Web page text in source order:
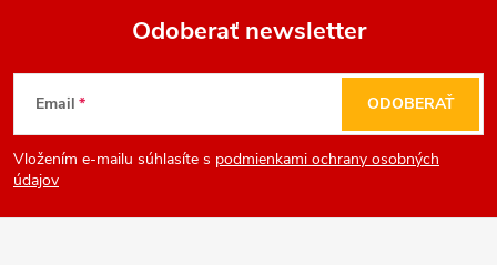
Z
á
p
Odoberať newsletter
Email
Vložením e-mailu súhlasíte s podmienkami ochrany osobných
údajov
ODOBERAŤ